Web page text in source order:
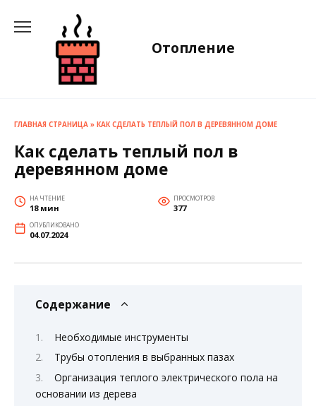
содержанию
Отопление
ГЛАВНАЯ СТРАНИЦА » КАК СДЕЛАТЬ ТЕПЛЫЙ ПОЛ В ДЕРЕВЯННОМ ДОМЕ
Как сделать теплый пол в
деревянном доме
НА ЧТЕНИЕ
18 мин
ПРОСМОТРОВ
377
ОПУБЛИКОВАНО
04.07.2024
Содержание
Необходимые инструменты
Трубы отопления в выбранных пазах
Организация теплого электрического пола на
основании из дерева